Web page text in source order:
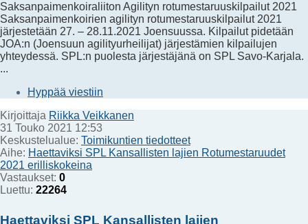
Saksanpaimenkoiraliiton Agilityn rotumestaruuskilpailut 2021
Saksanpaimenkoirien agilityn rotumestaruuskilpailut 2021
järjestetään 27. – 28.11.2021 Joensuussa. Kilpailut pidetään
JOA:n (Joensuun agilityurheilijat) järjestämien kilpailujen
yhteydessä. SPL:n puolesta järjestäjänä on SPL Savo-Karjala.
...
Hyppää viestiin
Kirjoittaja Riikka Veikkanen
31 Touko 2021 12:53
Keskustelualue: Toimikuntien tiedotteet
Aihe: Haettaviksi SPL Kansallisten lajien Rotumestaruudet
2021 erilliskokeina
Vastaukset: 0
Luettu: 22264
Haettaviksi SPL Kansallisten lajien